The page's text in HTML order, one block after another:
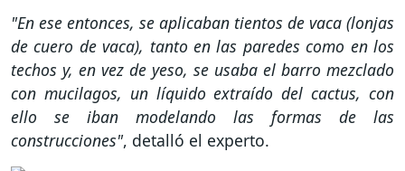
"En ese entonces, se aplicaban tientos de vaca (lonjas
de cuero de vaca), tanto en las paredes como en los
techos y, en vez de yeso, se usaba el barro mezclado
con mucilagos, un líquido extraído del cactus, con
ello se iban modelando las formas de las
construcciones", detalló el experto.